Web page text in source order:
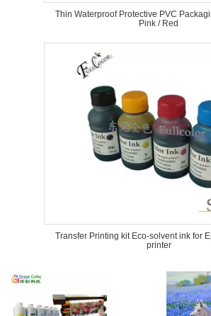
Thin Waterproof Protective PVC
Pink / Red
Transfer Printing kit Eco-solvent ink for
printer